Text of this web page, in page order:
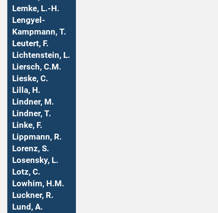
Lemke, L.-H.
Lengyel-
Kampmann, T.
Leutert, F.
Lichtenstein, L.
Liersch, C.M.
Lieske, C.
Lilla, H.
Lindner, M.
Lindner, T.
Linke, F.
Lippmann, R.
Lorenz, S.
Losensky, L.
Lotz, C.
Lowhim, H.M.
Luckner, R.
Lund, A.